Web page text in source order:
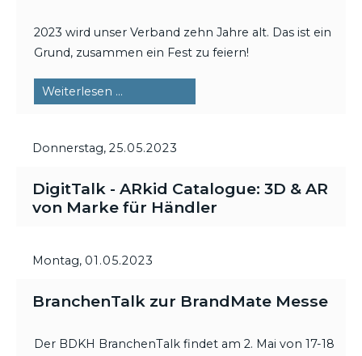
2023 wird unser Verband zehn Jahre alt. Das ist ein
Grund, zusammen ein Fest zu feiern!
Weiterlesen …
Donnerstag, 25.05.2023
DigitTalk - ARkid Catalogue: 3D & AR
von Marke für Händler
Montag, 01.05.2023
BranchenTalk zur BrandMate Messe
Der BDKH BranchenTalk findet am 2. Mai von 17-18